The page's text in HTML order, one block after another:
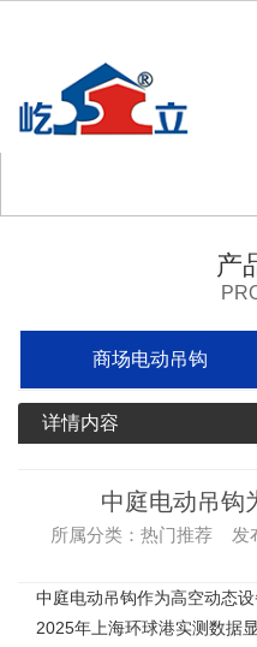
产
商场电动吊钩
详情内容
中庭电动吊钩
所属分类：热门推荐 发
中庭电动吊钩作为高空动态设
2025年上海环球港实测数据